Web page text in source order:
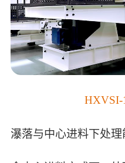
HXVSI-
瀑落与中心进料下处理